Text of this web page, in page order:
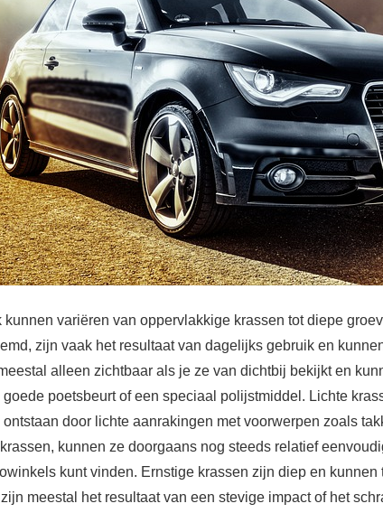
kunnen variëren van oppervlakkige krassen tot diepe
zijn vaak het resultaat van dagelijks gebruik en
alleen zichtbaar als je ze van dichtbij bekijkt en
poetsbeurt of een speciaal polijstmiddel. Lichte
door lichte aanrakingen met voorwerpen zoals
kunnen ze doorgaans nog steeds relatief
kunt vinden. Ernstige krassen zijn diep en
meestal het resultaat van een stevige impact of het